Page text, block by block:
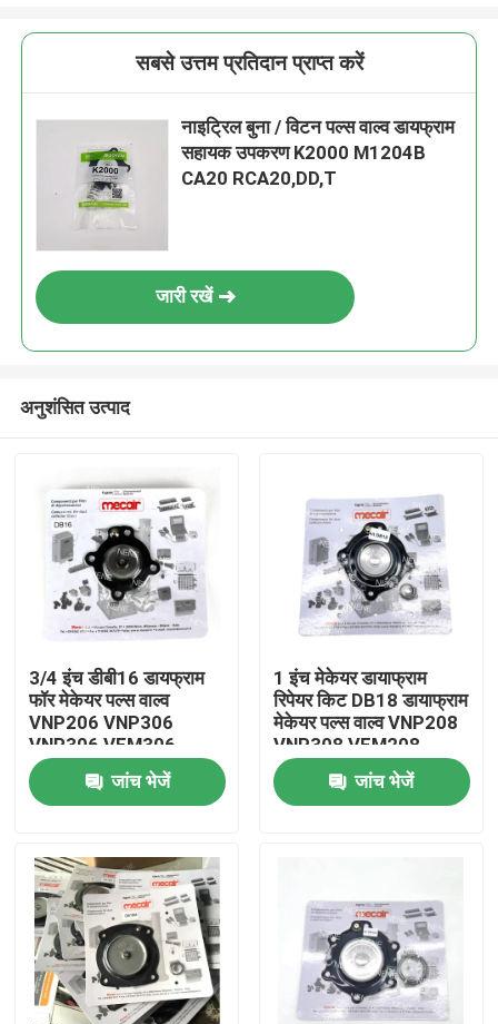
उत्पाद
वीडियो
सबसे उत्तम प्रतिदान प्राप्त करें
नाइट्रिल बुना / विटन पल्स वाल्व डायफ्राम
सहायक उपकरण K2000 M1204B
CA20 RCA20,DD,T
जारी रखें
अनुशंसित उत्पाद
3/4 इंच डीबी16 डायफ्राम
फॉर मेकेयर पल्स वाल्व
VNP206 VNP306
VNP306 VEM306
जांच भेजें
1 इंच मेकेयर डायाफ्राम
रिपेयर किट DB18 डायाफ्राम
मेकेयर पल्स वाल्व VNP208
VNP308 VEM208
VEM308 VNP408
VEM408 के लिए
जांच भेजें